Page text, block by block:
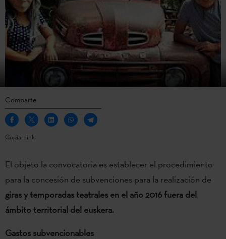
Comparte
Copiar link
El objeto la convocatoria es establecer el procedimiento
para la concesión de subvenciones para la realización de
giras y temporadas teatrales en el año 2016 fuera del
ámbito territorial del euskera.
Gastos subvencionables